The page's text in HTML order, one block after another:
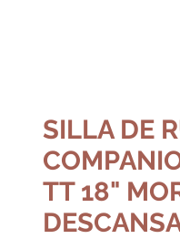
SILLA DE
TT 18"